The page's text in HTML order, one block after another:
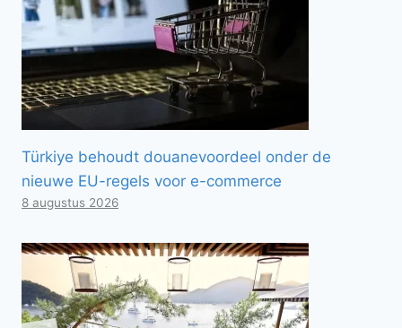
Türkiye behoudt douanevoordeel onder de
nieuwe EU-regels voor e-commerce
8 augustus 2026